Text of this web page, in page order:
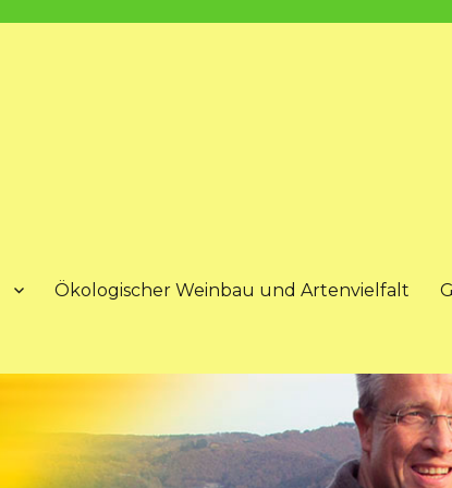
Ökologischer Weinbau und Artenvielfalt